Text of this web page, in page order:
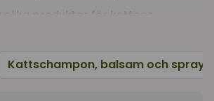
olika produkter för kattens
tovutredare, borstar, kardor,
katt regelbundet för att förhindra
Kattschampon, balsam och